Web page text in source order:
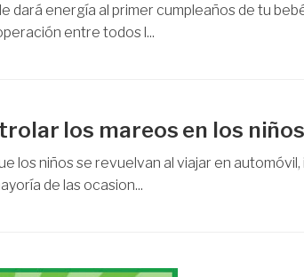
dará energía al primer cumpleaños de tu
entre todos l...
los mareos en los niños
los niños se revuelvan al viajar en
de las ocasion...